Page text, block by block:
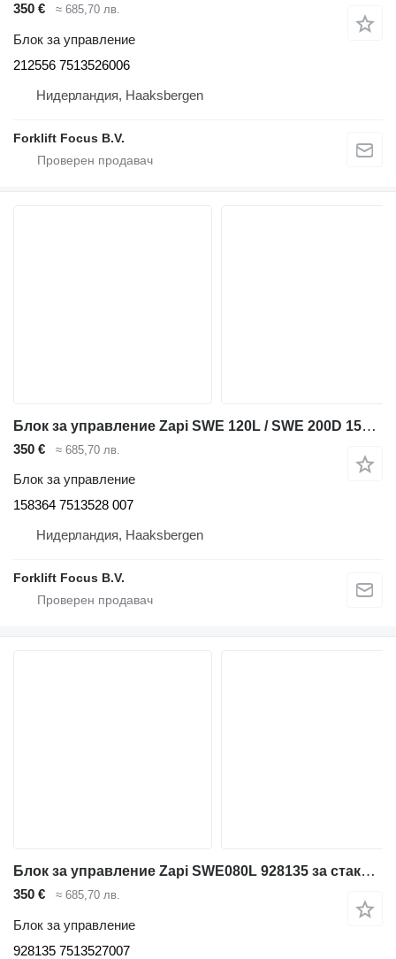
350 € ≈ 685,70 лв.
Блок за управление
212556 7513526006
Нидерландия, Haaksbergen
Forklift Focus B.V.
Блок за управление Zapi SWE 120L / SWE 200D 158364 за складова техника BT SWE 120L / SWE 200D
350 € ≈ 685,70 лв.
Блок за управление
158364 7513528 007
Нидерландия, Haaksbergen
Forklift Focus B.V.
Блок за управление Zapi SWE080L 928135 за стакер BT SWE080L
350 € ≈ 685,70 лв.
Блок за управление
928135 7513527007